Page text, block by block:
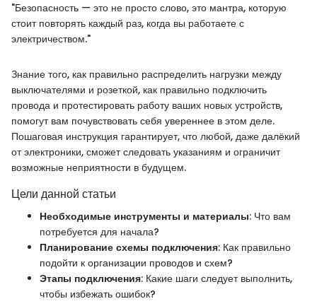
"Безопасность — это не просто слово, это мантра, которую
стоит повторять каждый раз, когда вы работаете с
электричеством."
Знание того, как правильно распределить нагрузки между
выключателями и розеткой, как правильно подключить
провода и протестировать работу ваших новых устройств,
помогут вам почувствовать себя увереннее в этом деле.
Пошаговая инструкция гарантирует, что любой, даже далёкий
от электроники, сможет следовать указаниям и ограничит
возможные неприятности в будущем.
Цели данной статьи
Необходимые инструменты и материалы: Что вам
потребуется для начала?
Планирование схемы подключения: Как правильно
подойти к организации проводов и схем?
Этапы подключения: Какие шаги следует выполнить,
чтобы избежать ошибок?